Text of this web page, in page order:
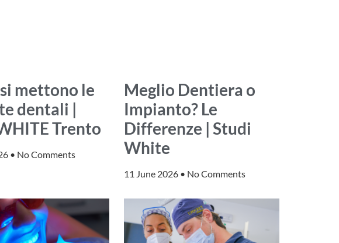
mettono le
dentali |
Trento
No Comments
Meglio Dentiera o
Impianto? Le
Differenze | Studi
White
11 June 2026 No Comments